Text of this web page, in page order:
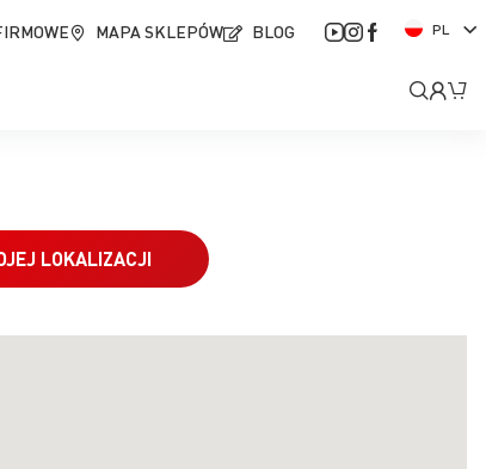
MAPA SKLEPÓW BLOG
J
y
PL
Moje
LOKALIZACJI